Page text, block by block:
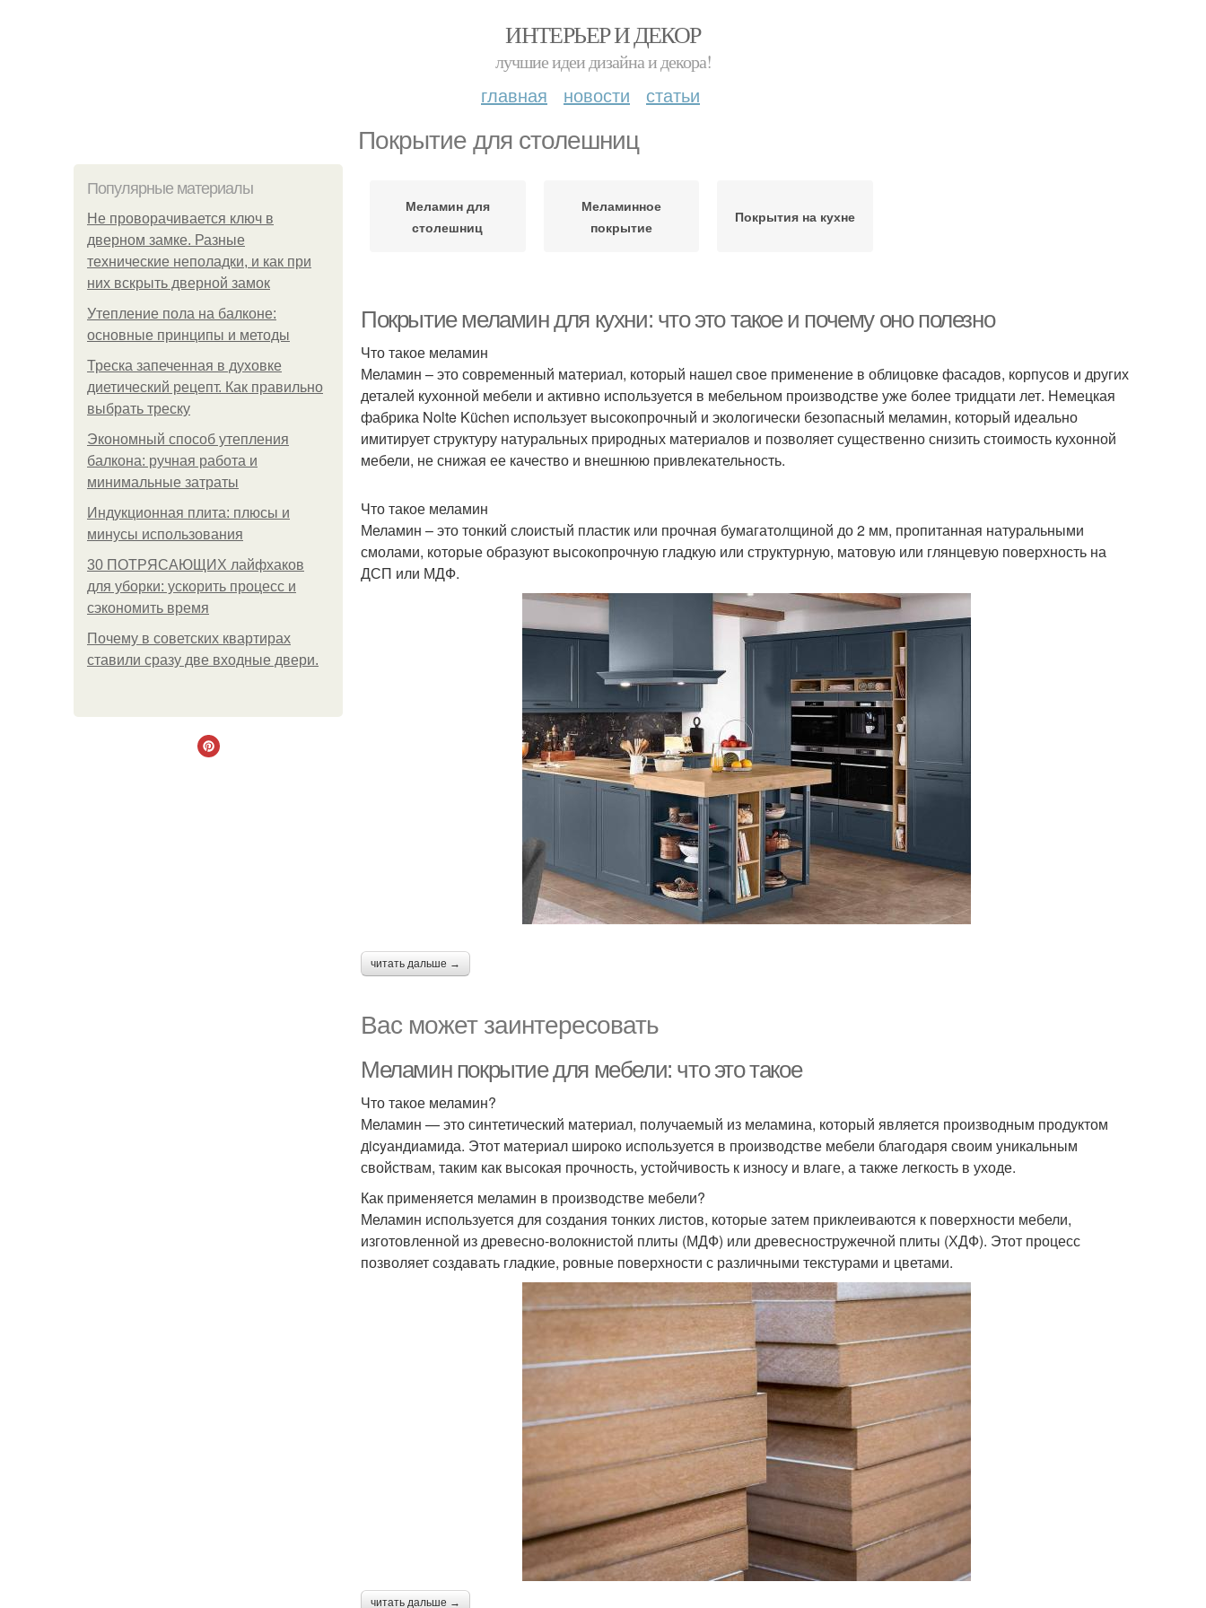
ИНТЕРЬЕР И ДЕКОР
лучшие идеи дизайна и декора!
главная новости статьи
Покрытие для столешниц
Популярные материалы
Не проворачивается ключ в
дверном замке. Разные
технические неполадки, и как при
них вскрыть дверной замок
Утепление пола на балконе:
основные принципы и методы
Треска запеченная в духовке
диетический рецепт. Как правильно
выбрать треску
Экономный способ утепления
балкона: ручная работа и
минимальные затраты
Индукционная плита: плюсы и
минусы использования
30 ПОТРЯСАЮЩИХ лайфхаков
для уборки: ускорить процесс и
сэкономить время
Почему в советских квартирах
ставили сразу две входные двери.
Меламин для
столешниц
Меламинное
покрытие
Покрытия на кухне
Покрытие меламин для кухни: что это такое и почему оно полезно
Что такое меламин
Меламин – это современный материал, который нашел свое применение в облицовке фасадов, корпусов и других
деталей кухонной мебели и активно используется в мебельном производстве уже более тридцати лет. Немецкая
фабрика Nolte Küchen использует высокопрочный и экологически безопасный меламин, который идеально
имитирует структуру натуральных природных материалов и позволяет существенно снизить стоимость кухонной
мебели, не снижая ее качество и внешнюю привлекательность.
Что такое меламин
Меламин – это тонкий слоистый пластик или прочная бумагатолщиной до 2 мм, пропитанная натуральными
смолами, которые образуют высокопрочную гладкую или структурную, матовую или глянцевую поверхность на
ДСП или МДФ.
читать дальше →
Вас может заинтересовать
Меламин покрытие для мебели: что это такое
Что такое меламин?
Меламин — это синтетический материал, получаемый из меламина, который является производным продуктом
дicyандиамида. Этот материал широко используется в производстве мебели благодаря своим уникальным
свойствам, таким как высокая прочность, устойчивость к износу и влаге, а также легкость в уходе.
Как применяется меламин в производстве мебели?
Меламин используется для создания тонких листов, которые затем приклеиваются к поверхности мебели,
изготовленной из древесно-волокнистой плиты (МДФ) или древесностружечной плиты (ХДФ). Этот процесс
позволяет создавать гладкие, ровные поверхности с различными текстурами и цветами.
читать дальше →